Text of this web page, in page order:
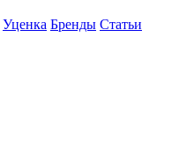
Уценка Бренды Статьи